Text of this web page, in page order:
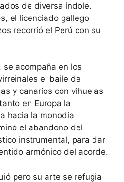
de diversa índole.
el licenciado gallego
recorrió el Perú con su
se acompaña en los
el baile de
y canarios con vihuelas
en Europa la
hacia la monodia
el abandono del
instrumental, para dar
armónico del acorde.
pero su arte se refugia